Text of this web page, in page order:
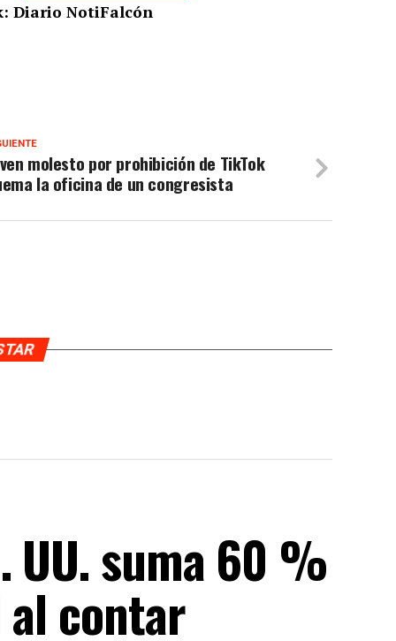
Diario NotiFalcón
molesto por prohibición de TikTok
la oficina de un congresista
UU. suma 60 %
contar